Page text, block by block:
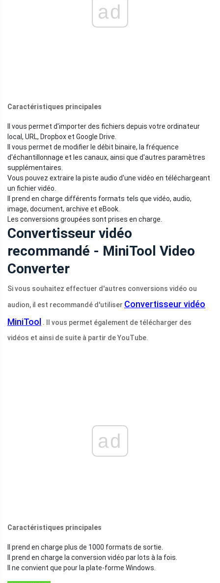
ad
Caractéristiques principales
Il vous permet d'importer des fichiers depuis votre ordinateur
local, URL, Dropbox et Google Drive.
Il vous permet de modifier le débit binaire, la fréquence
d'échantillonnage et les canaux, ainsi que d'autres paramètres
supplémentaires.
Vous pouvez extraire la piste audio d'une vidéo en téléchargeant
un fichier vidéo.
Il prend en charge différents formats tels que vidéo, audio,
image, document, archive et eBook.
Les conversions groupées sont prises en charge.
Convertisseur vidéo
recommandé - MiniTool Video
Converter
Si vous souhaitez effectuer d'autres conversions vidéo ou
audion, il est recommandé d'utiliser Convertisseur vidéo
MiniTool . Il vous permet également de télécharger des
vidéos et ainsi de suite à partir de YouTube.
ad
Caractéristiques principales
Il prend en charge plus de 1000 formats de sortie.
Il prend en charge la conversion vidéo par lots à la fois.
Il ne convient que pour la plate-forme Windows.